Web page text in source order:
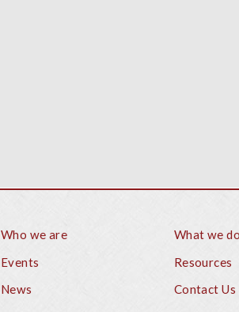
Who we are
What we do
Events
Resources
News
Contact Us